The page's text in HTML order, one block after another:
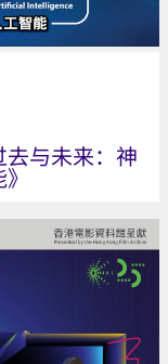
与未来：神